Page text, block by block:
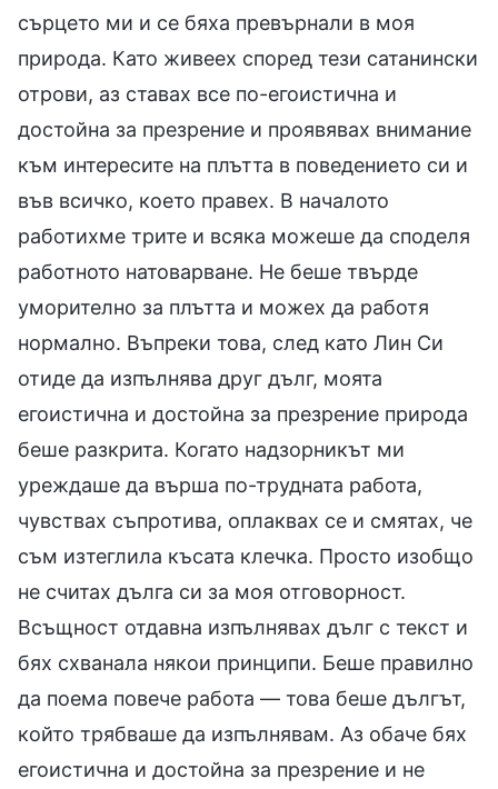
сърцето ми и се бяха превърнали в моя
природа. Като живеех според тези сатанински
отрови, аз ставах все по-егоистична и
достойна за презрение и проявявах внимание
към интересите на плътта в поведението си и
във всичко, което правех. В началото
работихме трите и всяка можеше да споделя
работното натоварване. Не беше твърде
уморително за плътта и можех да работя
нормално. Въпреки това, след като Лин Си
отиде да изпълнява друг дълг, моята
егоистична и достойна за презрение природа
беше разкрита. Когато надзорникът ми
уреждаше да върша по-трудната работа,
чувствах съпротива, оплаквах се и смятах, че
съм изтеглила късата клечка. Просто изобщо
не считах дълга си за моя отговорност.
Всъщност отдавна изпълнявах дълг с текст и
бях схванала някои принципи. Беше правилно
да поема повече работа — това беше дългът,
който трябваше да изпълнявам. Аз обаче бях
егоистична и достойна за презрение и не